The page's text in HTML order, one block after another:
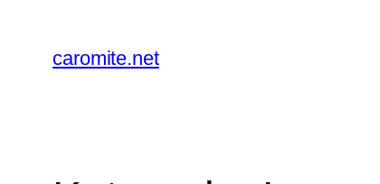
springen
caromite.net